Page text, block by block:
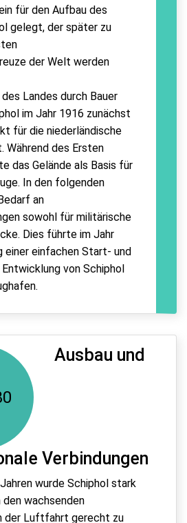
für den Aufbau des
gelegt, der später zu
der Welt werden
Landes durch Bauer
im Jahr 1916 zunächst
für die niederländische
des Ersten
das Gelände als Basis für
In den folgenden
an
sowohl für militärische
Dies führte im Jahr
einer einfachen Start- und
Entwicklung von Schiphol
Ausbau und
Verbindungen
wurde Schiphol stark
den wachsenden
der Luftfahrt gerecht zu